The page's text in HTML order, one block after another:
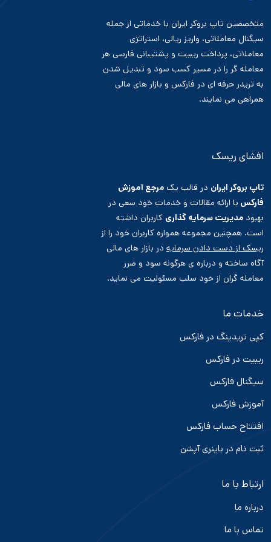
متخصصین تاپ بروکر ایران با خدماتی از جمله
سیگنال معاملاتی، واریز ریالی، استراتژی
معاملاتی، پرداخت ریبیت و پشتیبانی فارسی هر
معامله گر را در مسیر کسب سود و تبدیل شدن
به تریدر حرفه ای در فارکس و بازار های مالی
همراهی می نمایند.
افشای ریسک
تاپ بروکر ایران در قالب یک مرجع آموزش
فارکس با ارائه مقالات و خدمات خود سعی در
بهبود مدیریت سرمایه گذاری کاربران داشته
است. همچنین مجموعه همواره کاربران خود را از
ریسک از دست دادن سرمایه در بازار های مالی
آگاه ساخته و درباره ی هرگونه سود و ضرر
معامله گران از خود سلب مسئولیت می نماید.
خدمات ما
کپی تریدینگ در فارکس
ریبیت در فارکس
سیگنال فارکس
آموزش فارکس
افتتاح حساب فارکس
ثبت نام در باینری آپشن
ارتباط با ما
درباره ما
تماس با ما